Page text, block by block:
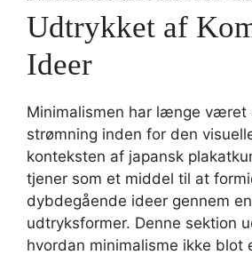
Udtrykket af
Ideer
Minimalismen har længe været
strømning inden for den
konteksten af japansk
tjener som et middel til at
dybdegående ideer gennem
udtryksformer. Denne sektion
hvordan minimalisme ikke